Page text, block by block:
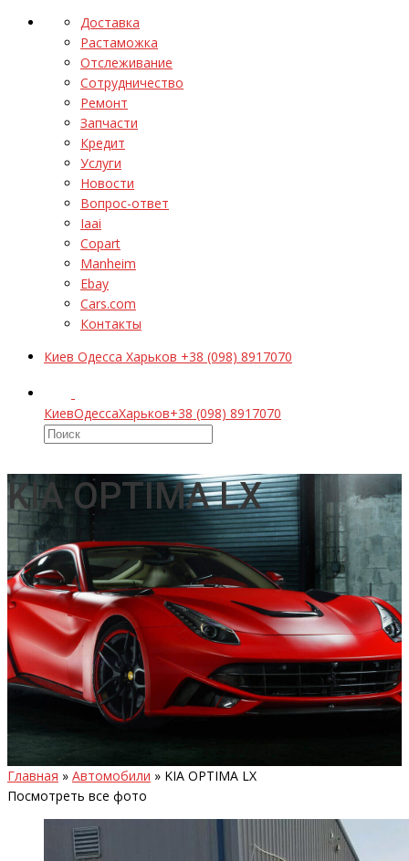
Доставка
Растаможка
Отслеживание
Сотрудничество
Ремонт
Запчасти
Кредит
Услуги
Новости
Вопрос-ответ
Iaai
Copart
Manheim
Ebay
Cars.com
Контакты
Киев Одесса Харьков +38 (098) 8917070
КиевОдессаХарьков+38 (098) 8917070
KIA OPTIMA LX
Главная » Автомобили » KIA OPTIMA LX
Посмотреть все фото